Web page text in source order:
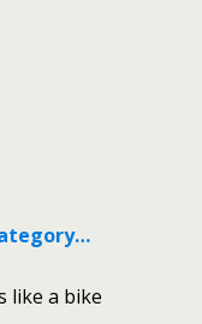
like a bike